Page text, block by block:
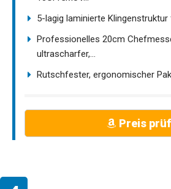
5-lagig laminierte Klingenstruktur
Professionelles 20cm
ultrascharfer,...
Rutschfester, ergonomischer
Preis